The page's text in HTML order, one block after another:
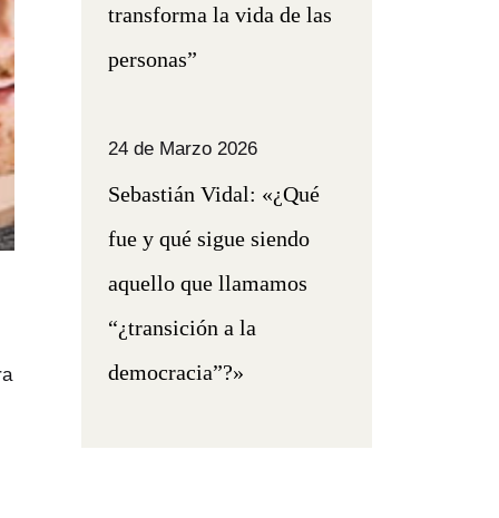
transforma la vida de las
personas”
24 de Marzo 2026
Sebastián Vidal: «¿Qué
fue y qué sigue siendo
aquello que llamamos
“¿transición a la
democracia”?»